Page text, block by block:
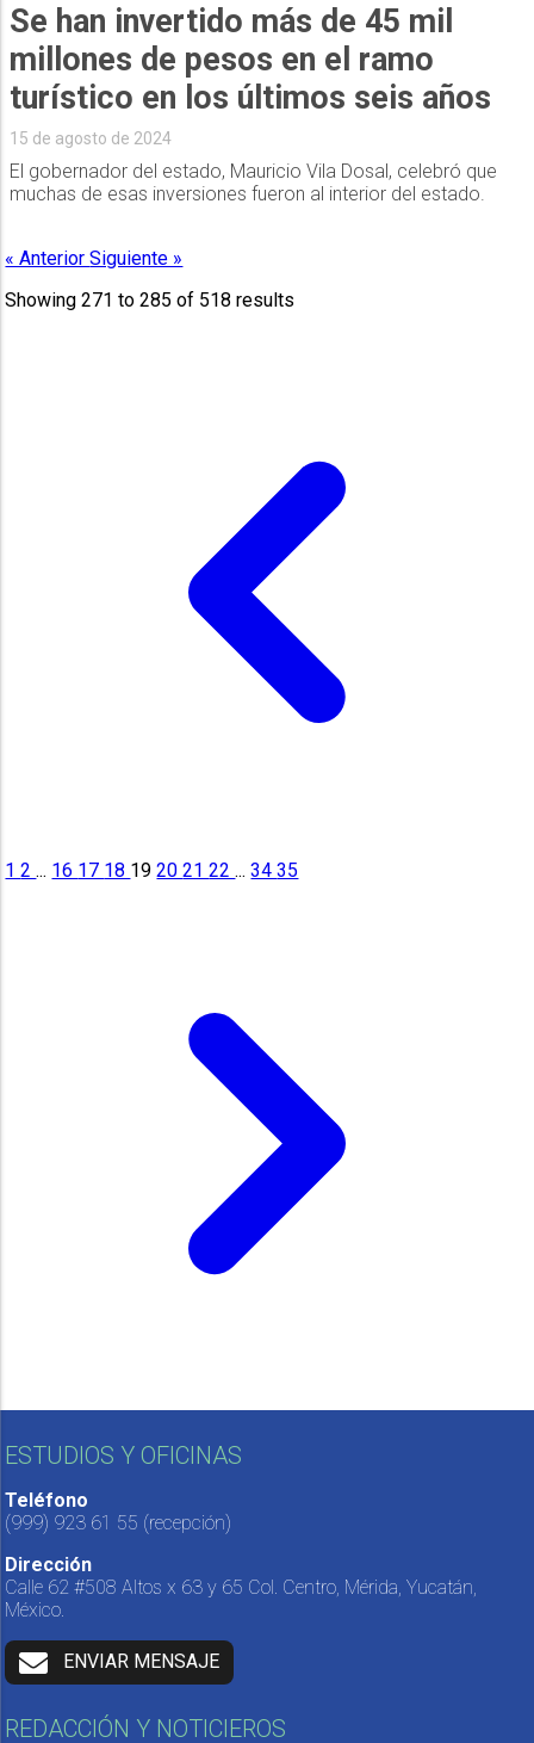
Se han invertido más de 45 mil
millones de pesos en el ramo
turístico en los últimos seis años
15 de agosto de 2024
El gobernador del estado, Mauricio Vila Dosal, celebró que
muchas de esas inversiones fueron al interior del estado.
« AnteriorSiguiente »
Showing271 to285 of 518 results
12... 16 17 18 19 202122... 3435
ESTUDIOS Y OFICINAS
Teléfono
(999) 923 61 55 (recepción)
Dirección
Calle 62 #508 Altos x 63 y 65 Col. Centro, Mérida, Yucatán,
México.
ENVIAR MENSAJE
REDACCIÓN Y NOTICIEROS